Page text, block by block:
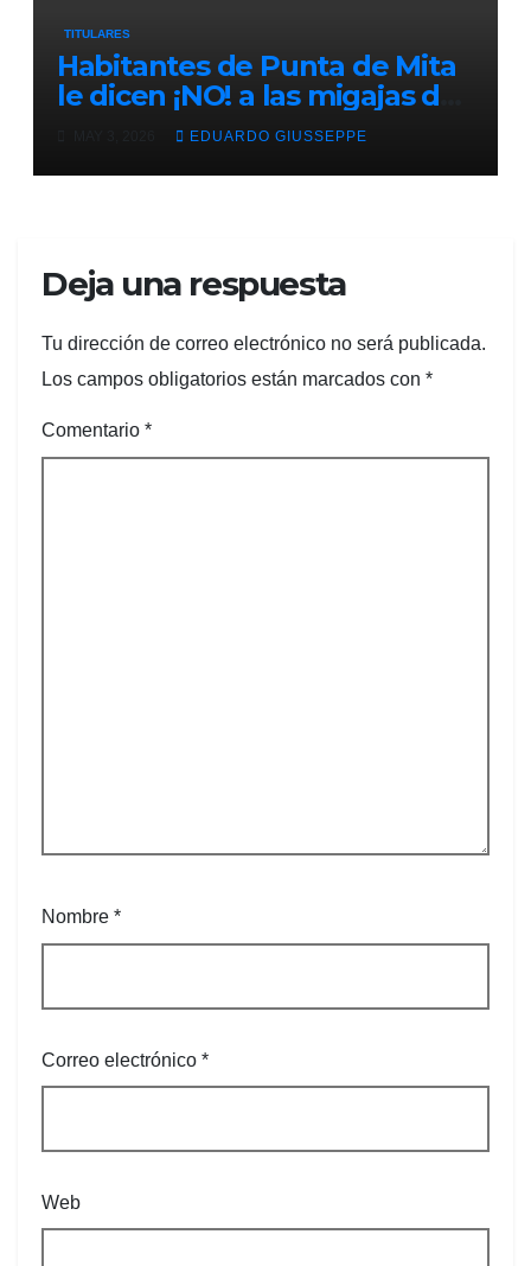
TITULARES
Habitantes de Punta de Mita
le dicen ¡NO! a las migajas de
Grupo DINE. La empresa
Playa Las Cocinas,
extinción
EDUARDO GIUSSEPPE
Deja una respuesta
Tu dirección de correo electrónico no será publicada.
Los campos obligatorios están marcados con *
Comentario *
Nombre *
Correo electrónico *
Web